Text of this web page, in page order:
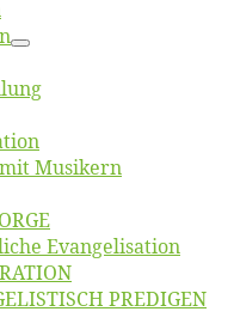
Musikern
Evangelisation
PREDIGEN